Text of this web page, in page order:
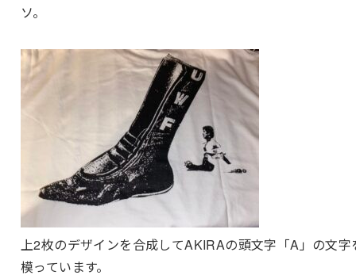
ソ。
上2枚のデザインを合成してAKIRAの頭文字「A」の文字
模っています。